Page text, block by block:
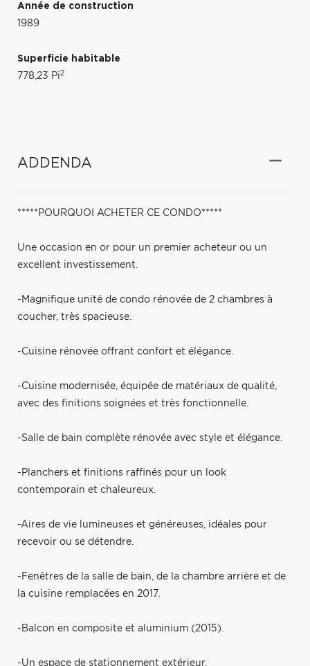
Année de construction
1989
Superficie habitable
778,23 Pi2
ADDENDA
*****POURQUOI ACHETER CE CONDO*****
Une occasion en or pour un premier acheteur ou un
excellent investissement.
-Magnifique unité de condo rénovée de 2 chambres à
coucher, très spacieuse.
-Cuisine rénovée offrant confort et élégance.
-Cuisine modernisée, équipée de matériaux de qualité,
avec des finitions soignées et très fonctionnelle.
-Salle de bain complète rénovée avec style et élégance.
-Planchers et finitions raffinés pour un look
contemporain et chaleureux.
-Aires de vie lumineuses et généreuses, idéales pour
recevoir ou se détendre.
-Fenêtres de la salle de bain, de la chambre arrière et de
la cuisine remplacées en 2017.
-Balcon en composite et aluminium (2015).
-Un espace de stationnement extérieur.